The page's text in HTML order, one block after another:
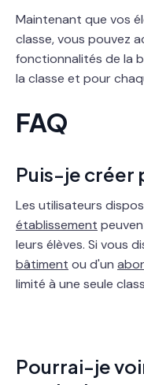
Maintenant que vos
classe, vous pouvez
fonctionnalités de la
la classe et pour
FAQ
Puis-je créer
Les utilisateurs
établissement
leurs élèves. Si vous
bâtiment ou d'un
limité à une seule
Pourrai-je